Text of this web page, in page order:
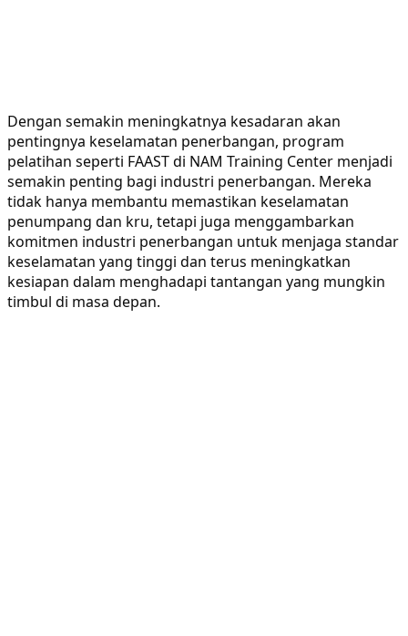
Dengan semakin meningkatnya kesadaran akan
pentingnya keselamatan penerbangan, program
pelatihan seperti FAAST di NAM Training Center menjadi
semakin penting bagi industri penerbangan. Mereka
tidak hanya membantu memastikan keselamatan
penumpang dan kru, tetapi juga menggambarkan
komitmen industri penerbangan untuk menjaga standar
keselamatan yang tinggi dan terus meningkatkan
kesiapan dalam menghadapi tantangan yang mungkin
timbul di masa depan.